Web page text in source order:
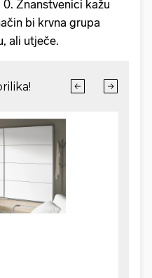
Znanstvenici kažu
bi krvna grupa
ali utječe.